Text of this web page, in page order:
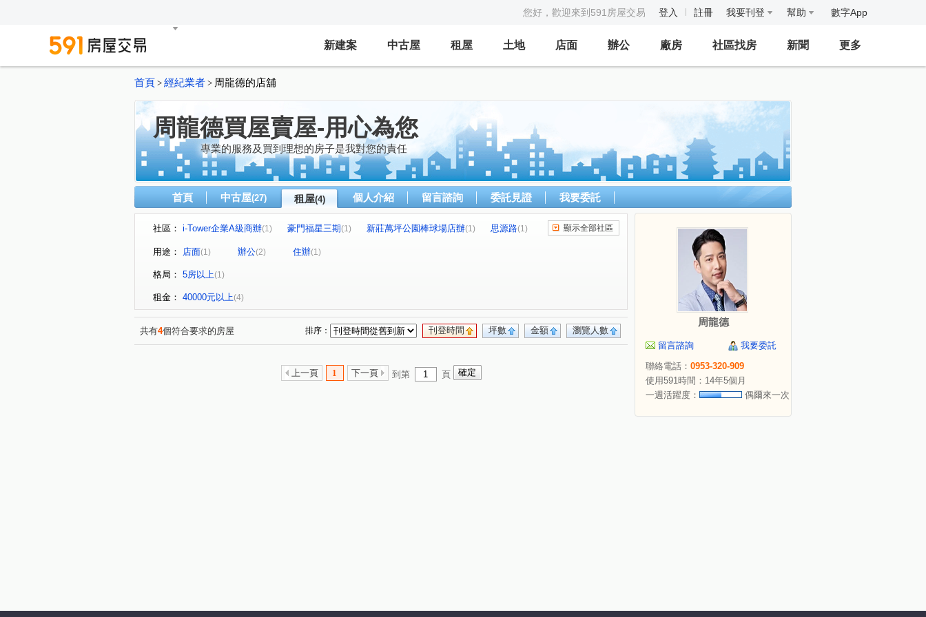
您好，歡迎來到591房屋交易 登入 註冊 我要刊登 幫助 數字App
新建案 中古屋 租屋 土地 店面 辦公 廠房 社區找房 新聞 更多
首頁 > 經紀業者 > 周龍德的店舖
周龍德買屋賣屋-用心為您
專業的服務及買到理想的房子是我對您的責任
首頁 中古屋(27) 租屋(4) 個人介紹 留言諮詢 委託見證 我要委託
社區： i-Tower企業A級商辦(1) 豪門福星三期(1) 新莊萬坪公園棒球場店辦(1) 思源路(1)
幸福路 新北大道四段
顯示全部社區
用途： 店面(1) 辦公(2) 住辦(1)
格局： 5房以上(1)
租金： 40000元以上(4)
共有4個符合要求的房屋 瀏覽人數
金額
坪數
刊登時間
排序：
上一頁 1 下一頁 到第 頁
周龍德
留言諮詢
我要委託
聯絡電話： 0953-320-909
使用591時間：14年5個月
一週活躍度：
偶爾來一次